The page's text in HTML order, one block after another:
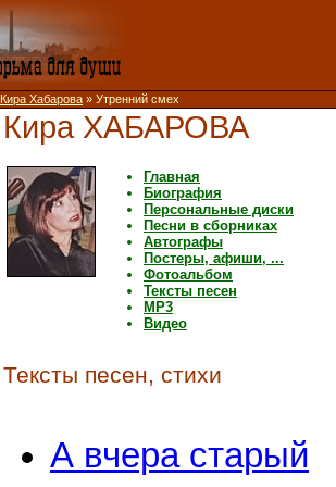
Кира Хабарова » Утренний смех
Кира ХАБАРОВА
Главная
Биография
Персональные диски
Песни в сборниках
Автографы
Постеры, афиши, ...
Фотоальбом
Тексты песен
MP3
Видео
Тексты песен, стихи
А вчера старый